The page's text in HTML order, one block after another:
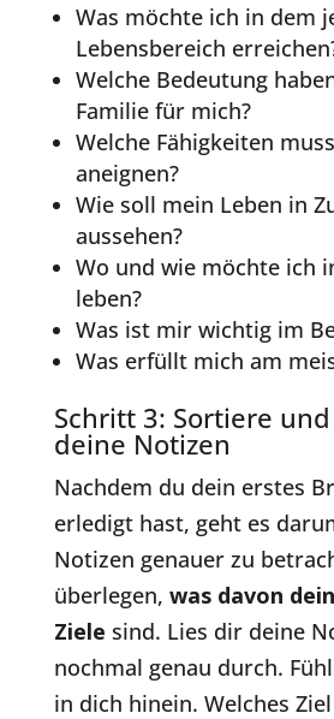
Was möchte ich in dem
Lebensbereich
Welche Bedeutung
Familie für mich?
Welche Fähigkeiten
aneignen?
Wie soll mein Leben in
aussehen?
Wo und wie möchte ich
leben?
Was ist mir wichtig im
Was erfüllt mich am
Schritt 3: Sortiere
deine Notizen
Nachdem du dein erstes
erledigt hast, geht es
Notizen genauer zu
überlegen, was davon
Ziele sind. Lies dir deine
nochmal genau durch.
in dich hinein. Welches